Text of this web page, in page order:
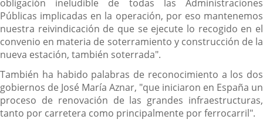
obligación ineludible de todas las Administraciones
Públicas implicadas en la operación, por eso mantenemos
nuestra reivindicación de que se ejecute lo recogido en el
convenio en materia de soterramiento y construcción de la
nueva estación, también soterrada".
También ha habido palabras de reconocimiento a los dos
gobiernos de José María Aznar, "que iniciaron en España un
proceso de renovación de las grandes infraestructuras,
tanto por carretera como principalmente por ferrocarril".